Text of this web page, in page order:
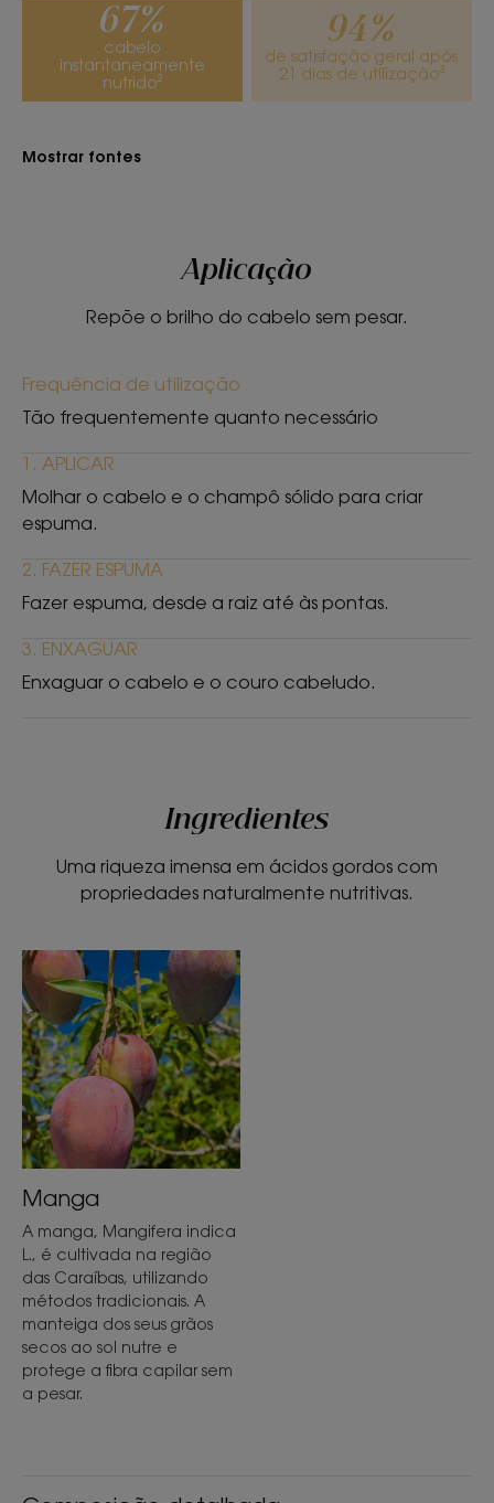
rica em tensioativos suaves para uma limpeza
eficaz que respeita o couro cabeludo.
• Nutritivo: nutre profundamente o cabelo desde
a primeira aplicação* graças à sua fórmula
TEXTURA RECICLÁVEL
Sólido
** De acordo com a Norma OCDE 301B.
67%
cabelo
instantaneamente
nutrido²
94%
de satisfação geral após
21 dias de utilização³
Mostrar fontes
Aplicação
Repõe o brilho do cabelo sem pesar.
Frequência de utilização
Tão frequentemente quanto necessário
1. APLICAR
Molhar o cabelo e o champô sólido para criar
espuma.
2. FAZER ESPUMA
Fazer espuma, desde a raiz até às pontas.
3. ENXAGUAR
Enxaguar o cabelo e o couro cabeludo.
Ingredientes
Uma riqueza imensa em ácidos gordos com
propriedades naturalmente nutritivas.
Manga
A manga, Mangifera indica
L., é cultivada na região
das Caraíbas, utilizando
métodos tradicionais. A
manteiga dos seus grãos
secos ao sol nutre e
protege a fibra capilar sem
a pesar.